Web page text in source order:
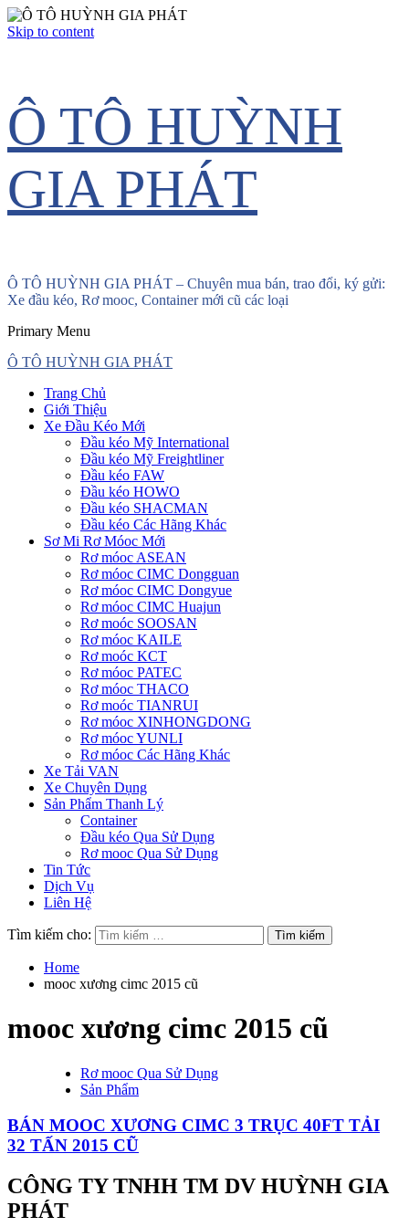
Skip to content
Ô TÔ HUỲNH
GIA PHÁT
Ô TÔ HUỲNH GIA PHÁT – Chuyên mua bán, trao đổi, ký gửi:
Xe đầu kéo, Rơ mooc, Container mới cũ các loại
Primary Menu
Ô TÔ HUỲNH GIA PHÁT
Trang Chủ
Giới Thiệu
Xe Đầu Kéo Mới
Đầu kéo Mỹ International
Đầu kéo Mỹ Freightliner
Đầu kéo FAW
Đầu kéo HOWO
Đầu kéo SHACMAN
Đầu kéo Các Hãng Khác
Sơ Mi Rơ Móoc Mới
Rơ móoc ASEAN
Rơ móoc CIMC Dongguan
Rơ móoc CIMC Dongyue
Rơ móoc CIMC Huajun
Rơ moóc SOOSAN
Rơ móoc KAILE
Rơ moóc KCT
Rơ móoc PATEC
Rơ móoc THACO
Rơ moóc TIANRUI
Rơ móoc XINHONGDONG
Rơ móoc YUNLI
Rơ móoc Các Hãng Khác
Xe Tải VAN
Xe Chuyên Dụng
Sản Phẩm Thanh Lý
Container
Đầu kéo Qua Sử Dụng
Rơ mooc Qua Sử Dụng
Tin Tức
Dịch Vụ
Liên Hệ
Tìm kiếm cho:
Home
mooc xương cimc 2015 cũ
mooc xương cimc 2015 cũ
Rơ mooc Qua Sử Dụng
Sản Phẩm
BÁN MOOC XƯƠNG CIMC 3 TRỤC 40FT TẢI
32 TẤN 2015 CŨ
CÔNG TY TNHH TM DV HUỲNH GIA
PHÁT